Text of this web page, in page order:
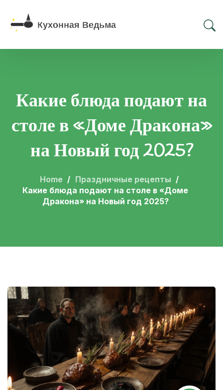
Какие блюда подают на
столе в «Доме Дракона»
на Новый год 2025?
Home
Праздничные рецепты
Какие блюда подают на столе в «Доме
Дракона» на Новый год 2025?